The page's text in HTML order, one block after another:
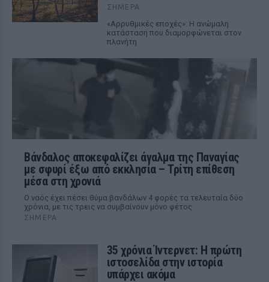
ΣΉΜΕΡΑ
«Αρρυθμικές εποχές»: Η ανώμαλη
κατάσταση που διαμορφώνεται στον
πλανήτη
Βάνδαλος αποκεφαλίζει άγαλμα της Παναγίας
με σφυρί έξω από εκκλησία – Τρίτη επίθεση
μέσα στη χρονιά
Ο ναός έχει πέσει θύμα βανδάλων 4 φορές τα τελευταία δύο
χρόνια, με τις τρεις να συμβαίνουν μόνο φέτος
ΣΉΜΕΡΑ
35 χρόνια Ίντερνετ: Η πρώτη
ιστοσελίδα στην ιστορία
υπάρχει ακόμα